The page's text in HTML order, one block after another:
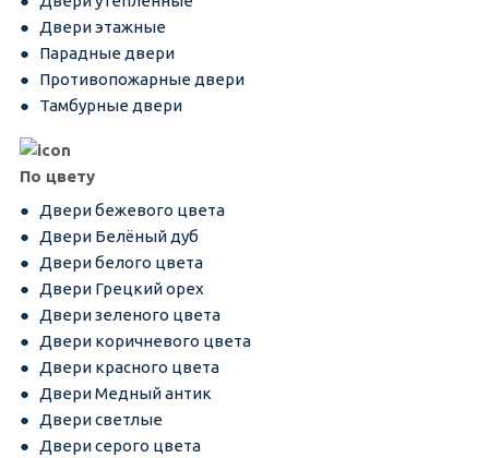
Двери этажные
Парадные двери
Противопожарные двери
Тамбурные двери
По цвету
Двери бежевого цвета
Двери Белёный дуб
Двери белого цвета
Двери Грецкий орех
Двери зеленого цвета
Двери коричневого цвета
Двери красного цвета
Двери Медный антик
Двери светлые
Двери серого цвета